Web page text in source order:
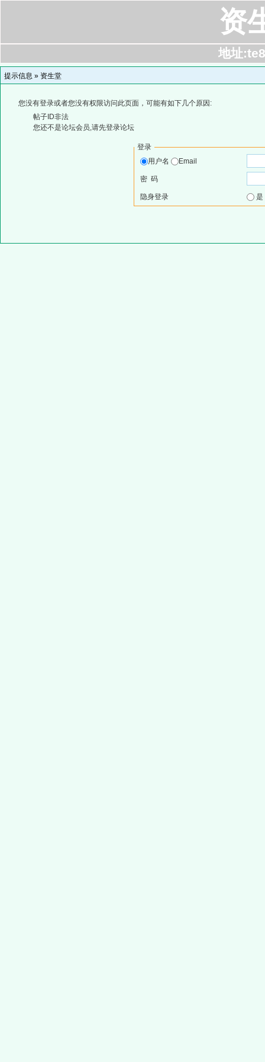
资
地址
提示信息 » 资生堂
您没有登录或者您没有权限访问此页面，可能有如下几个原因:
帖子ID非法
您还不是论坛会员,请先登录论坛
登录
用户名
Email
密 码
隐身登录